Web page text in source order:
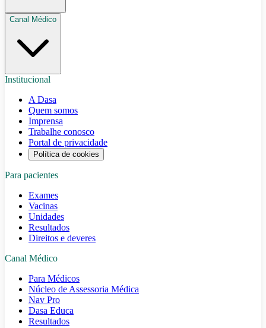
Canal Médico
Institucional
A Dasa
Quem somos
Imprensa
Trabalhe conosco
Portal de privacidade
Política de cookies
Para pacientes
Exames
Vacinas
Unidades
Resultados
Direitos e deveres
Canal Médico
Para Médicos
Núcleo de Assessoria Médica
Nav Pro
Dasa Educa
Resultados